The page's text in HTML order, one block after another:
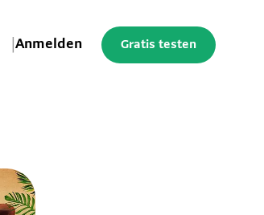
Anmelden Gratis testen